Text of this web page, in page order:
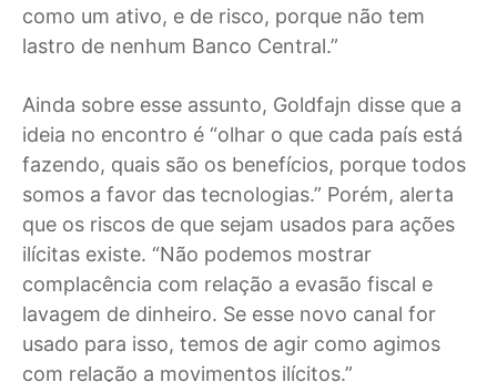
como um ativo, e de risco, porque não tem
lastro de nenhum Banco Central.”
Ainda sobre esse assunto, Goldfajn disse que a
ideia no encontro é “olhar o que cada país está
fazendo, quais são os benefícios, porque todos
somos a favor das tecnologias.” Porém, alerta
que os riscos de que sejam usados para ações
ilícitas existe. “Não podemos mostrar
complacência com relação a evasão fiscal e
lavagem de dinheiro. Se esse novo canal for
usado para isso, temos de agir como agimos
com relação a movimentos ilícitos.”